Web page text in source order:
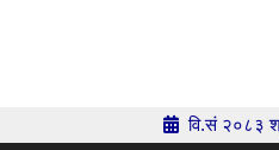
वि.सं २०८३